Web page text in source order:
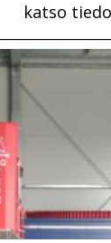
katso